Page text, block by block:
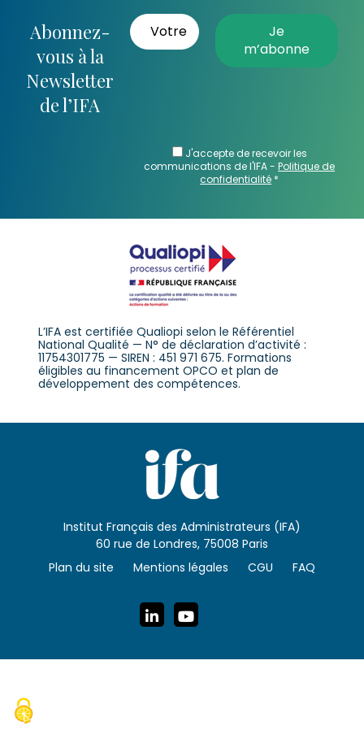
Abonnez-
vous à la
Newsletter
de l’IFA
J'accepte de recevoir les
communications de l'IFA -Politique de
confidentialité *
L’IFA est certifiée Qualiopi selon le Référentiel
National Qualité — N° de déclaration d’activité :
11754301775 — SIREN : 451 971 675. Formations
éligibles au financement OPCO et plan de
développement des compétences.
Institut Français des Administrateurs (IFA)
60 rue de Londres, 75008 Paris
Plan du site
Mentions légales CGU FAQ